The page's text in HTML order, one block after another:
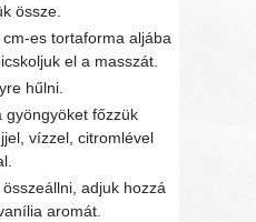
össze.
es tortaforma aljába
el a masszát.
hűlni.
gyöngyöket főzzük
vízzel, citromlével
adjuk hozzá
aromát.